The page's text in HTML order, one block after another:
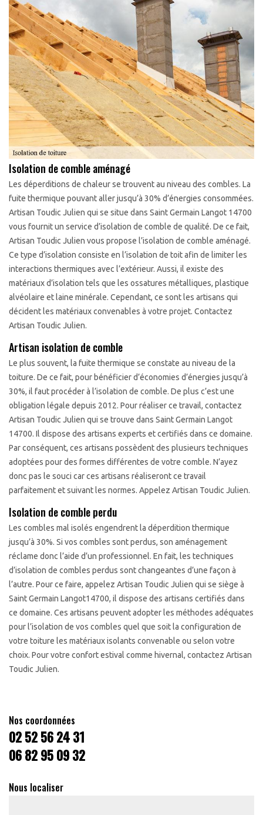
Isolation de comble aménagé
Les déperditions de chaleur se trouvent au niveau des combles. La
fuite thermique pouvant aller jusqu’à 30% d’énergies consommées.
Artisan Toudic Julien qui se situe dans Saint Germain Langot 14700
vous fournit un service d’isolation de comble de qualité. De ce fait,
Artisan Toudic Julien vous propose l’isolation de comble aménagé.
Ce type d’isolation consiste en l’isolation de toit afin de limiter les
interactions thermiques avec l’extérieur. Aussi, il existe des
matériaux d’isolation tels que les ossatures métalliques, plastique
alvéolaire et laine minérale. Cependant, ce sont les artisans qui
décident les matériaux convenables à votre projet. Contactez
Artisan Toudic Julien.
Artisan isolation de comble
Le plus souvent, la fuite thermique se constate au niveau de la
toiture. De ce fait, pour bénéficier d’économies d’énergies jusqu’à
30%, il faut procéder à l’isolation de comble. De plus c’est une
obligation légale depuis 2012. Pour réaliser ce travail, contactez
Artisan Toudic Julien qui se trouve dans Saint Germain Langot
14700. Il dispose des artisans experts et certifiés dans ce domaine.
Par conséquent, ces artisans possèdent des plusieurs techniques
adoptées pour des formes différentes de votre comble. N’ayez
donc pas le souci car ces artisans réaliseront ce travail
parfaitement et suivant les normes. Appelez Artisan Toudic Julien.
Isolation de comble perdu
Les combles mal isolés engendrent la déperdition thermique
jusqu’à 30%. Si vos combles sont perdus, son aménagement
réclame donc l’aide d’un professionnel. En fait, les techniques
d’isolation de combles perdus sont changeantes d’une façon à
l’autre. Pour ce faire, appelez Artisan Toudic Julien qui se siège à
Saint Germain Langot14700, il dispose des artisans certifiés dans
ce domaine. Ces artisans peuvent adopter les méthodes adéquates
pour l’isolation de vos combles quel que soit la configuration de
votre toiture les matériaux isolants convenable ou selon votre
choix. Pour votre confort estival comme hivernal, contactez Artisan
Toudic Julien.
Nos coordonnées
02 52 56 24 31
06 82 95 09 32
Nous localiser